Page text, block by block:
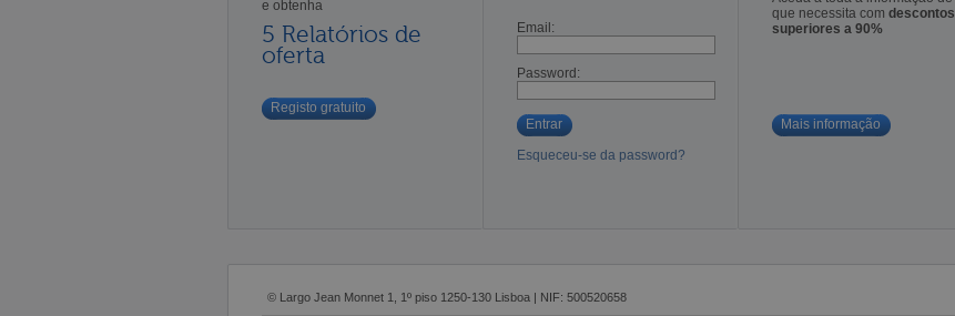
e obtenha
5 Relatórios de
oferta
Registo gratuito
Email:
Password:
Entrar
Esqueceu-se da password?
que necessita comdescontos
superiores a 90%
Mais informação
© Largo Jean Monnet 1, 1º piso 1250-130 Lisboa | NIF: 500520658